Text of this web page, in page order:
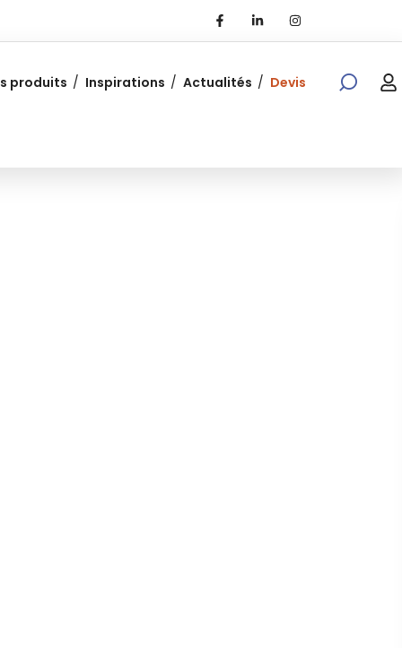
produits Inspirations Actualités Devis